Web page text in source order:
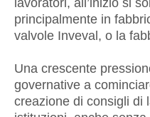
lavoratori, all’inizio si
principalmente in
valvole Inveval, o la
Una crescente
governative a
creazione di consigli di